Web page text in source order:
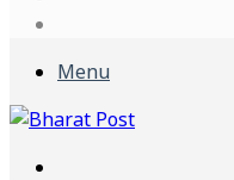
Menu